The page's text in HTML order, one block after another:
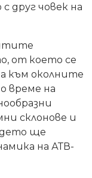
друг човек на
от което се
към околните
време на
склонове и
ще
на АТВ-